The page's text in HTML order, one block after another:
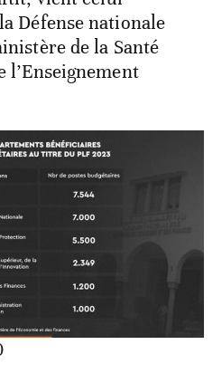
Défense nationale
de la Santé
l’Enseignement